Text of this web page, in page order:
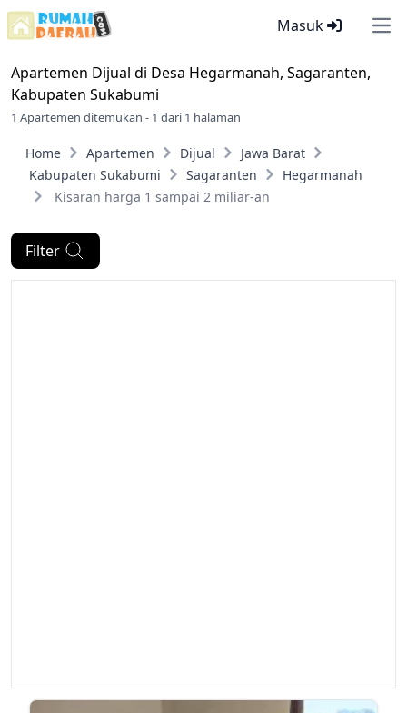
Masuk
Apartemen Dijual di Desa Hegarmanah, Sagaranten,
Kabupaten Sukabumi
1 Apartemen ditemukan - 1 dari 1 halaman
Home Apartemen Dijual
Jawa Barat
Kabupaten Sukabumi
Sagaranten
Hegarmanah
Kisaran harga 1 sampai 2 miliar-an
Filter